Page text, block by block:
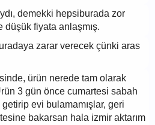
demekki hepsiburada zor
fiyata anlaşmış.
zarar verecek çünki aras
ürün nerede tam olarak
3 gün önce cumartesi sabah
evi bulamamışlar, geri
bakarsan hala izmir aktarım